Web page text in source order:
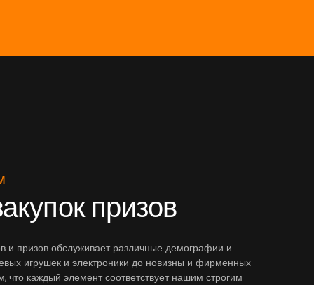
призов
и призов обслуживает различные демографии и
игрушек и электроники до новизны и фирменных
что каждый элемент соответствует нашим строгим